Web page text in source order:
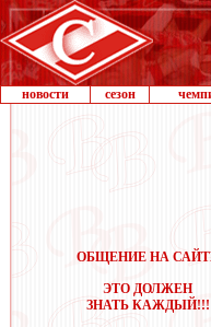
новости сезон
ОБЩЕНИЕ НА
ЭТО ДОЛЖЕН
ЗНАТЬ КАЖДЫЙ!!!